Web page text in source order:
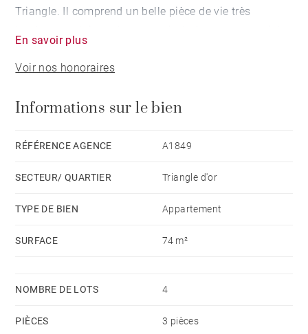
Triangle. Il comprend un belle pièce de vie très
américaine équipée et meublée, deux chambres et une
salle de bains. Un balcon complète ce bel
vendu meublé.
En savoir plus
Voir nos honoraires
Informations sur le bien
RÉFÉRENCE AGENCE A1849
SECTEUR/ QUARTIER Triangle d'or
TYPE DE BIEN Appartement
SURFACE 74 m²
NOMBRE DE LOTS 4
PIÈCES 3 pièces